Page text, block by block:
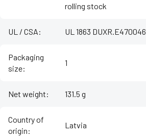
rolling stock
UL / CSA: UL 1863 DUXR.E470046
Packaging
size:
1
Net weight: 131.5 g
Country of
origin:
Latvia